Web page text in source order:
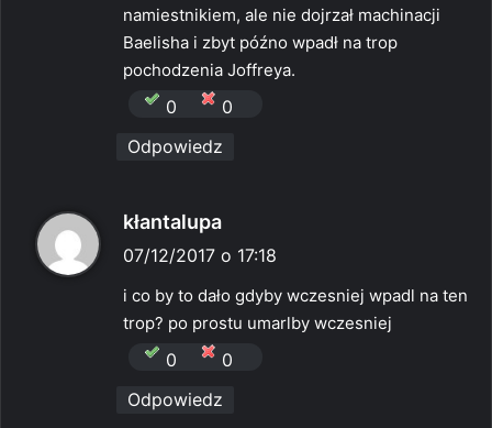
namiestnikiem, ale nie dojrzał machinacji
Baelisha i zbyt późno wpadł na trop
pochodzenia Joffreya.
0
0
Odpowiedz
kłantalupa
i
z
07/12/2017 o 17:18
i co by to dało gdyby wczesniej wpadl na ten
trop? po prostu umarlby wczesniej
0
0
Odpowiedz